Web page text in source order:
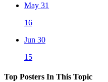
May 31
16
Jun 30
15
Top Posters In This Topic